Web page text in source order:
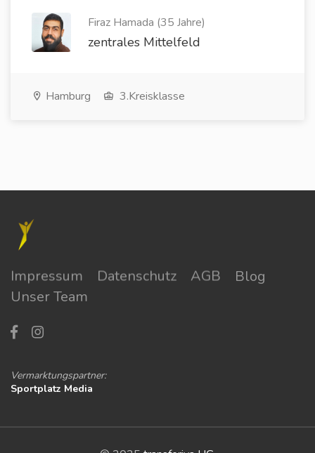
Firaz Hamada (35 Jahre)
zentrales Mittelfeld
Hamburg 3.Kreisklasse
Impressum Datenschutz AGB
Blog
Unser Team
Vermarktungspartner:
Sportplatz Media